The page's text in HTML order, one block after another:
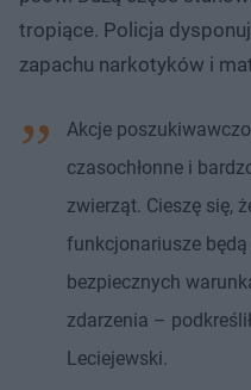
tropiące. Policja
zapachu narkotyków i
Akcje
czasochłonne i
zwierząt. Cieszę się,
funkcjonariusze
bezpiecznych
zdarzenia –
Leciejewski.